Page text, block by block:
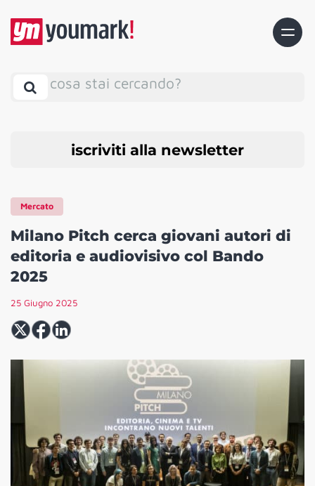
cosa stai cercando?
iscriviti alla newsletter
Mercato
Milano Pitch cerca giovani autori di
editoria e audiovisivo col Bando
2025
25 Giugno 2025